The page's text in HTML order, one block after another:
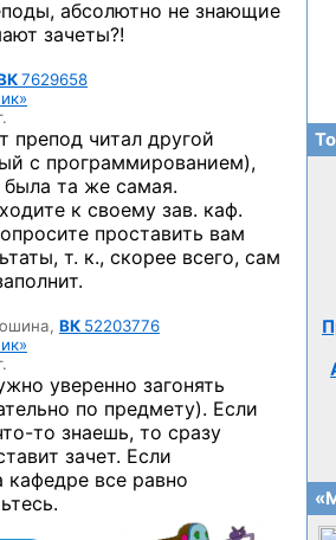
абсолютно не знающие
зачеты?!
7629658
препод читал другой
с программированием),
та же самая.
к своему зав. каф.
проставить вам
т. к., скорее всего, сам
ВК 52203776
уверенно загонять
по предмету). Если
то знаешь, то сразу
зачет. Если
кафедре все равно